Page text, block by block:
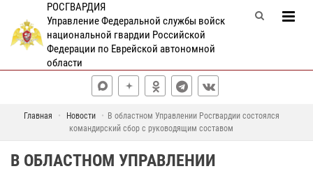
РОСГВАРДИЯ
Управление Федеральной службы войск
национальной гвардии Российской
Федерации по Еврейской автономной
области
Главная Новости
В областном Управлении Росгвардии состоялся
командирский сбор с руководящим составом
В ОБЛАСТНОМ УПРАВЛЕНИИ